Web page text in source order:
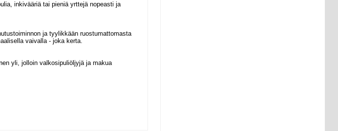
inkivääriä tai pieniä yrttejä nopeasti ja
ja tyylikkään ruostumattomasta
vaivalla - joka kerta.
yli, jolloin valkosipuliöljyjä ja makua